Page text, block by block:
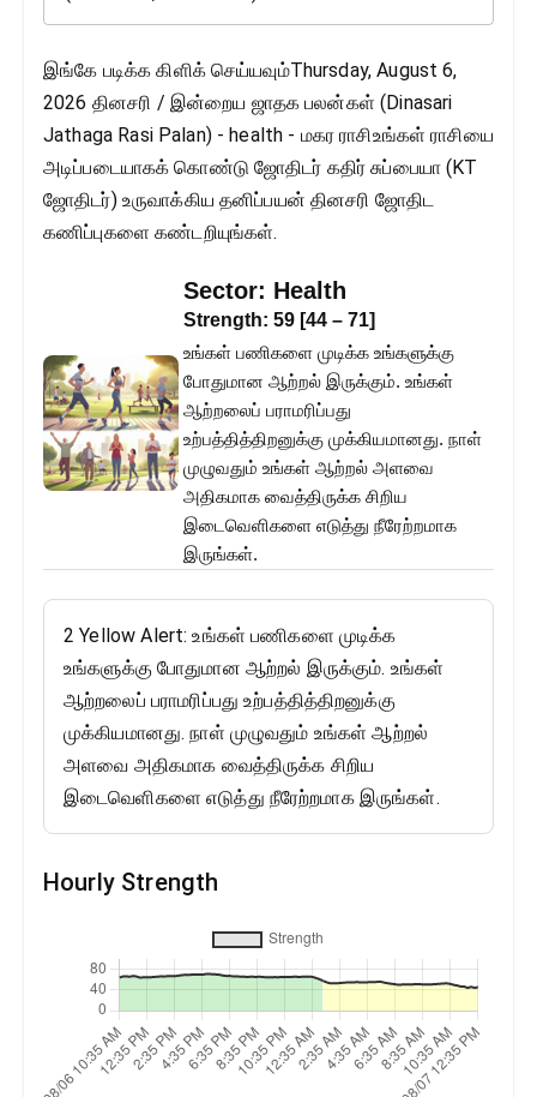
இங்கே படிக்க கிளிக் செய்யவும்Thursday, August 6,
2026 தினசரி / இன்றைய ஜாதக பலன்கள் (Dinasari
Jathaga Rasi Palan) - health - மகர ராசிஉங்கள் ராசியை
அடிப்படையாகக் கொண்டு ஜோதிடர் கதிர் சுப்பையா (KT
ஜோதிடர்) உருவாக்கிய தனிப்பயன் தினசரி ஜோதிட
கணிப்புகளை கண்டறியுங்கள்.
Sector: Health
Strength: 59 [44 – 71]
உங்கள் பணிகளை முடிக்க உங்களுக்கு
போதுமான ஆற்றல் இருக்கும். உங்கள்
ஆற்றலைப் பராமரிப்பது
உற்பத்தித்திறனுக்கு முக்கியமானது. நாள்
முழுவதும் உங்கள் ஆற்றல் அளவை
அதிகமாக வைத்திருக்க சிறிய
இடைவெளிகளை எடுத்து நீரேற்றமாக
இருங்கள்.
2 Yellow Alert: உங்கள் பணிகளை முடிக்க
உங்களுக்கு போதுமான ஆற்றல் இருக்கும். உங்கள்
ஆற்றலைப் பராமரிப்பது உற்பத்தித்திறனுக்கு
முக்கியமானது. நாள் முழுவதும் உங்கள் ஆற்றல்
அளவை அதிகமாக வைத்திருக்க சிறிய
இடைவெளிகளை எடுத்து நீரேற்றமாக இருங்கள்.
Hourly Strength